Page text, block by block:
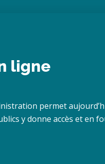
ligne
permet
y donne accès et en